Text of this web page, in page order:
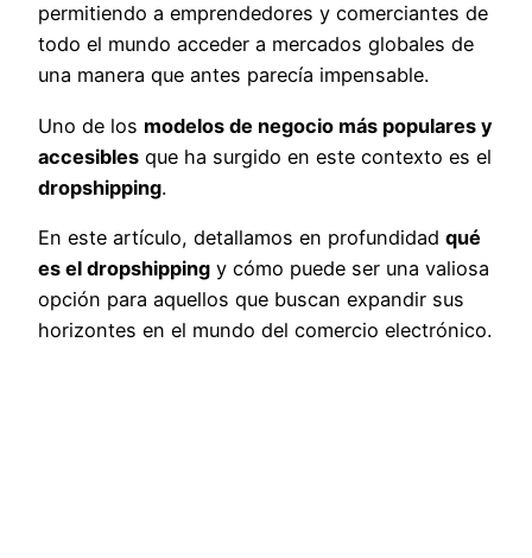
permitiendo a emprendedores y comerciantes de
todo el mundo acceder a mercados globales de
una manera que antes parecía impensable.
Uno de los modelos de negocio más populares y
accesibles que ha surgido en este contexto es el
dropshipping.
En este artículo, detallamos en profundidad qué
es el dropshipping y cómo puede ser una valiosa
opción para aquellos que buscan expandir sus
horizontes en el mundo del comercio electrónico.